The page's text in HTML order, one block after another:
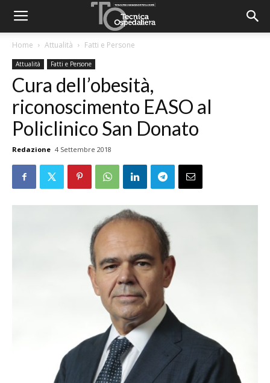
Home Attualità Fatti e Persone
Attualità Fatti e Persone
Cura dell’obesità,
riconoscimento EASO al
Policlinico San Donato
Redazione 4 Settembre 2018